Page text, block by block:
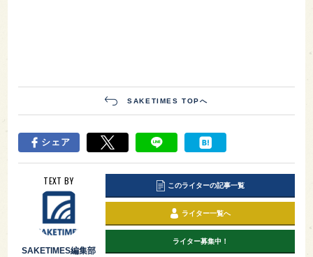
SAKETIMES TOPへ
シェア
TEXT BY
SAKETIMES編集部
このライターの記事一覧
ライター一覧へ
ライター募集中！